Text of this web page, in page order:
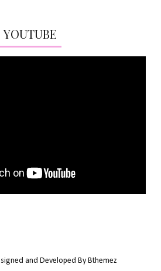
YOUTUBE
and Developed By Bthemez